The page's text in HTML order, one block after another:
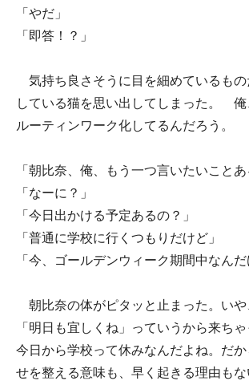
「やだ」
「即答！？」
気持ち良さそうに目を細めているもの
している猫を思い出してしまった。 俺
ルーティンワーク化してるんだろう。
「朝比奈、俺、もう一つ言いたいことあ
「なーに？」
「今日出かける予定あるの？」
「普通に学校に行くつもりだけど」
「今、ゴールデンウィーク期間中なんだ
朝比奈の体がピタッと止まった。い
「明日も宜しくね」っていうから来ちゃ
今日から学校って休みなんだよね。だ
せを整える意味も、早く起きる理由もな